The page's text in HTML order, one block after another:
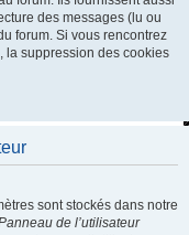
des messages (lu ou
forum. Si vous rencontrez
la suppression des cookies
sont stockés dans notre
de l’utilisateur